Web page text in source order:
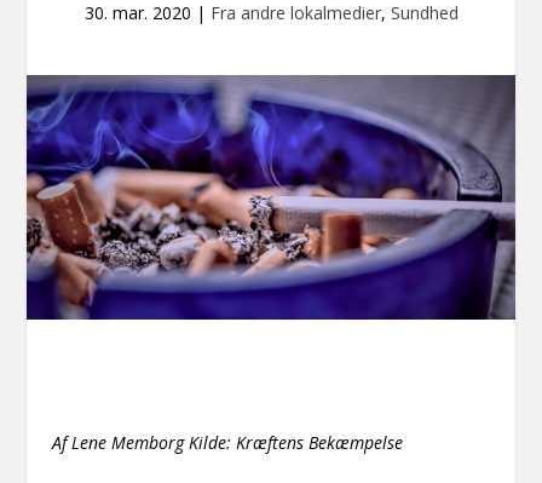
30. mar. 2020 | Fra andre lokalmedier, Sundhed
Af Lene Memborg Kilde: Kræftens Bekæmpelse